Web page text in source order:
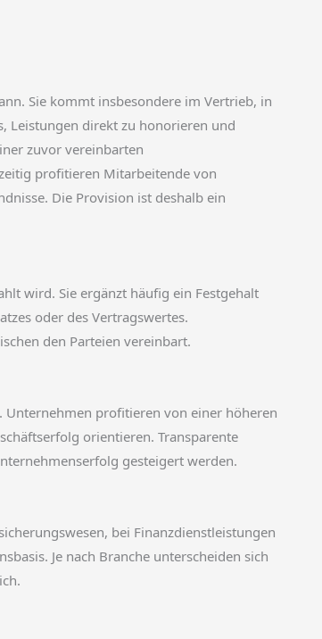
Sie kommt insbesondere im Vertrieb, in
Leistungen direkt zu honorieren und
zuvor vereinbarten
profitieren Mitarbeitende von
Die Provision ist deshalb ein
wird. Sie ergänzt häufig ein Festgehalt
oder des Vertragswertes.
den Parteien vereinbart.
profitieren von einer höheren
orientieren. Transparente
gesteigert werden.
bei Finanzdienstleistungen
Je nach Branche unterscheiden sich